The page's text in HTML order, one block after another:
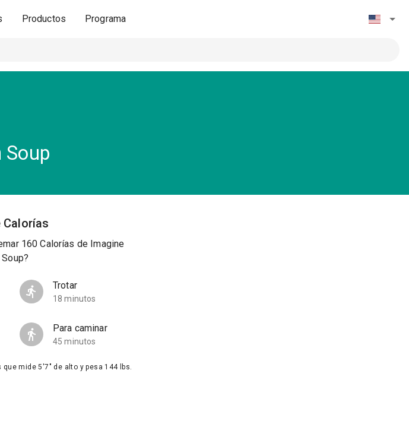
Productos Programa
Soup
Calorías
160 Calorías de Imagine
Trotar
18 minutos
Para caminar
45 minutos
mide 5'7" de alto y pesa 144 lbs.